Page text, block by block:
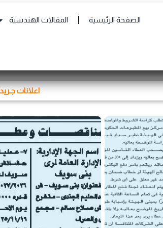
الصفحة الرئيسية المقالات الهندسية
اعلانات جـريدة